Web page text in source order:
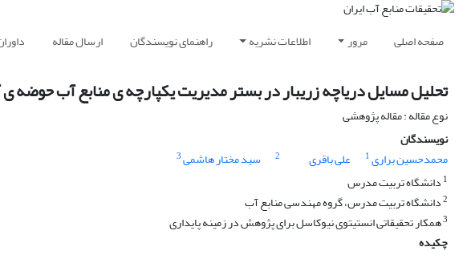
صفحه اصلی مرور اطلاعات نشریه راهنمای نویسندگان ارسال مقاله
تحلیل مسایل دریاچه زریبار در بستر مدیریت یکپارچه ی منابع آب حوضه ی
نوع مقاله : مقاله پژوهشی
نویسندگان
محمدحسین براری1 علی باقری 2 سید مختار هاشمی3
1 دانشگاه تربیت مدرس
2دانشگاه تربیت مدرس، گروه مهندسی منابع آب
3همکار تحقیقاتی انستیتوی نیوکاسل برای پژوهش در زمینه پایداری
چکیده